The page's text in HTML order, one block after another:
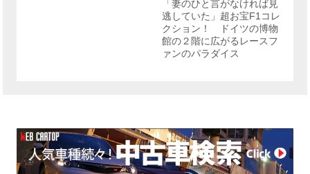
「妻のひと言がなければ見
逃していた」超お宝F1コレ
クション！ ドイツの博物
館の２階に広がるレースフ
ァンのパラダイス